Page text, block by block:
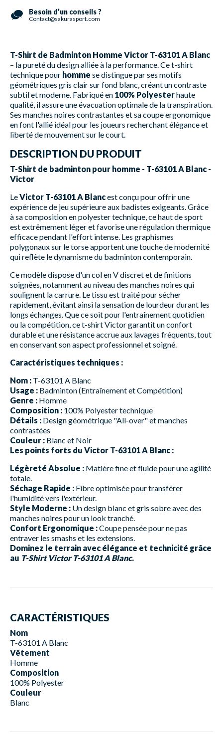
Besoin d’un conseils ?
Contact@sakurasport.com
T-Shirt de Badminton Homme Victor T-63101 A Blanc
– la pureté du design alliée à la performance. Ce t-shirt
technique pour homme se distingue par ses motifs
géométriques gris clair sur fond blanc, créant un contraste
subtil et moderne. Fabriqué en 100% Polyesterhaute
qualité, il assure une évacuation optimale de la transpiration.
Ses manches noires contrastantes et sa coupe ergonomique
en font l'allié idéal pour les joueurs recherchant élégance et
liberté de mouvement sur le court.
DESCRIPTION DU PRODUIT
T-Shirt de badminton pour homme - T-63101 A Blanc -
Victor
LeVictor T-63101 A Blancest conçu pour offrir une
expérience de jeu supérieure aux badistes exigeants. Grâce
à sa composition en polyester technique, ce haut de sport
est extrêmement léger et favorise une régulation thermique
efficace pendant l'effort intense. Les graphismes
polygonaux sur le torse apportent une touche de modernité
qui reflète le dynamisme du badminton contemporain.
Ce modèle dispose d'un col en V discret et de finitions
soignées, notamment au niveau des manches noires qui
soulignent la carrure. Le tissu est traité pour sécher
rapidement, évitant ainsi la sensation de lourdeur durant les
longs échanges. Que ce soit pour l'entraînement quotidien
ou la compétition, ce t-shirt Victor garantit un confort
durable et une résistance accrue aux lavages fréquents, tout
en conservant son aspect professionnel et soigné.
Caractéristiques techniques :
Nom : T-63101 A Blanc
Usage : Badminton (Entraînement et Compétition)
Genre : Homme
Composition : 100% Polyester technique
Détails : Design géométrique "All-over" et manches
contrastées
Couleur : Blanc et Noir
Les points forts du Victor T-63101 A Blanc :
Légèreté Absolue : Matière fine et fluide pour une agilité
totale.
Séchage Rapide : Fibre optimisée pour transférer
l'humidité vers l'extérieur.
Style Moderne : Un design blanc et gris sobre avec des
manches noires pour un look tranché.
Confort Ergonomique :Coupe pensée pour ne pas
entraver les smashs et les extensions.
Dominez le terrain avec élégance et technicité grâce
au T-Shirt Victor T-63101 A Blanc.
CARACTÉRISTIQUES
Nom
T-63101 A Blanc
Vêtement
Homme
Composition
100% Polyester
Couleur
Blanc